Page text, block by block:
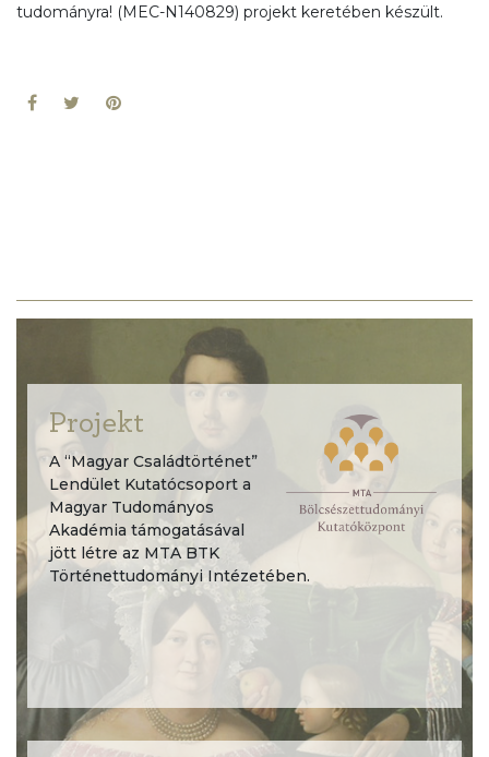
tudományra! (MEC-N140829) projekt keretében készült.
Projekt
A “Magyar Családtörténet”
Lendület Kutatócsoport a
Magyar Tudományos
Akadémia támogatásával
jött létre az MTA BTK
Történettudományi Intézetében.